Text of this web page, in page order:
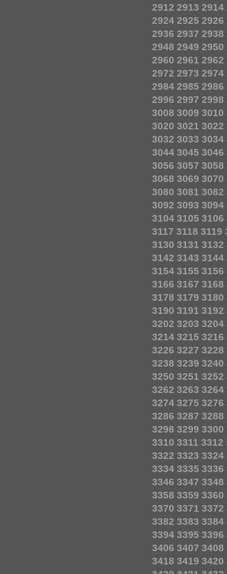
2912 2913 2914
2924 2925 2926
2936 2937 2938
2948 2949 2950
2960 2961 2962
2972 2973 2974
2984 2985 2986
2996 2997 2998
3008 3009 3010
3020 3021 3022
3032 3033 3034
3044 3045 3046
3056 3057 3058
3068 3069 3070
3080 3081 3082
3092 3093 3094
3104 3105 3106
3117 3118 3119
3130 3131 3132
3142 3143 3144
3154 3155 3156
3166 3167 3168
3178 3179 3180
3190 3191 3192
3202 3203 3204
3214 3215 3216
3226 3227 3228
3238 3239 3240
3250 3251 3252
3262 3263 3264
3274 3275 3276
3286 3287 3288
3298 3299 3300
3310 3311 3312
3322 3323 3324
3334 3335 3336
3346 3347 3348
3358 3359 3360
3370 3371 3372
3382 3383 3384
3394 3395 3396
3406 3407 3408
3418 3419 3420